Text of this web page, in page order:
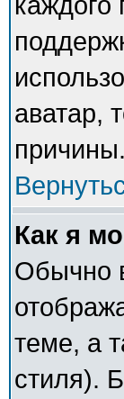
аватар,
причины.
Как я
Обычно
теме, а
стиля).